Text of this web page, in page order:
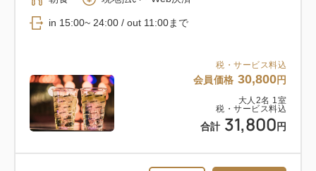
税・サービス料込
会員価格 30,800円
大人 2名 1室
税・サービス料込
合計 31,800 円
in 15:00~ 24:00 / out 11:00まで